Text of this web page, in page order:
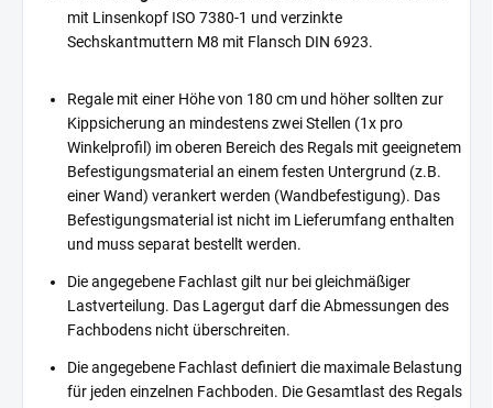
mit Linsenkopf ISO 7380-1 und verzinkte
Sechskantmuttern M8 mit Flansch DIN 6923.
Regale mit einer Höhe von 180 cm und höher sollten zur
Kippsicherung an mindestens zwei Stellen (1x pro
Winkelprofil) im oberen Bereich des Regals mit geeignetem
Befestigungsmaterial an einem festen Untergrund (z.B.
einer Wand) verankert werden (Wandbefestigung). Das
Befestigungsmaterial ist nicht im Lieferumfang enthalten
und muss separat bestellt werden.
Die angegebene Fachlast gilt nur bei gleichmäßiger
Lastverteilung. Das Lagergut darf die Abmessungen des
Fachbodens nicht überschreiten.
Die angegebene Fachlast definiert die maximale Belastung
für jeden einzelnen Fachboden. Die Gesamtlast des Regals